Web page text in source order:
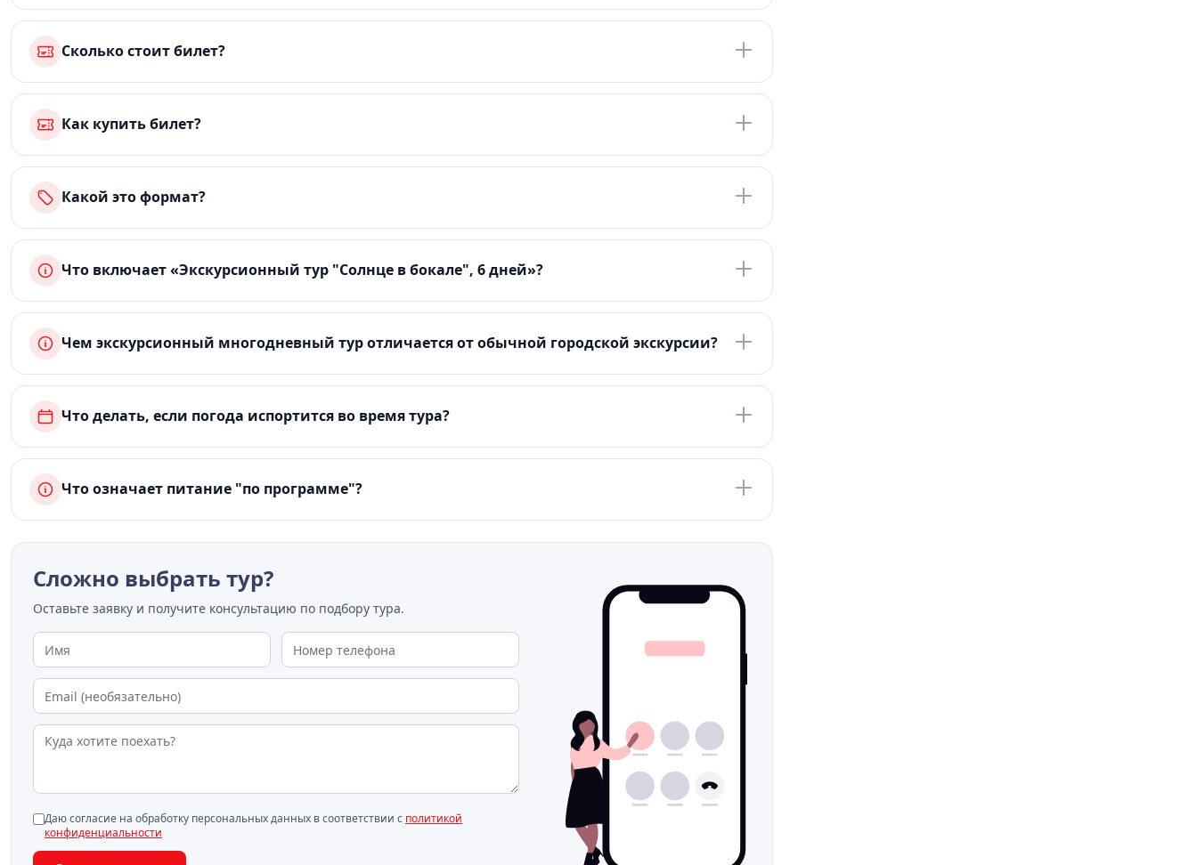
Сколько стоит билет?
Как купить билет?
Какой это формат?
Что включает «Экскурсионный тур "Солнце в бокале", 6 дней»?
Чем экскурсионный многодневный тур отличается от обычной городской экскурсии?
Что делать, если погода испортится во время тура?
Что означает питание "по программе"?
Сложно выбрать тур?
Оставьте заявку и получите консультацию по подбору тура.
Даю согласие на обработку персональных данных в соответствии с политикой
конфиденциальности